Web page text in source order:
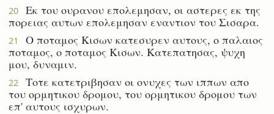
20
Εκ του ουρανου επολεμησαν, οι αστερες εκ της
πορειας αυτων επολεμησαν εναντιον του Σισαρα.
21
Ο ποταμος Κισων κατεσυρεν αυτους, ο παλαιος
ποταμος, ο ποταμος Κισων. Κατεπατησας, ψυχη
μου, δυναμιν.
22
Τοτε κατετριβησαν οι ονυχες των ιππων απο
του ορμητικου δρομου, του ορμητικου δρομου των
επ' αυτους ισχυρων.